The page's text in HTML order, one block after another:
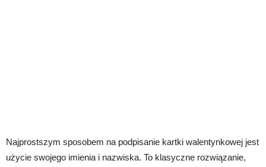
Najprostszym sposobem na podpisanie kartki walentynkowej jest
użycie swojego imienia i nazwiska. To klasyczne rozwiązanie,